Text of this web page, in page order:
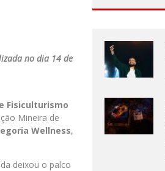
no dia 14 de
Fisiculturismo
Mineira de
Wellness,
deixou o palco